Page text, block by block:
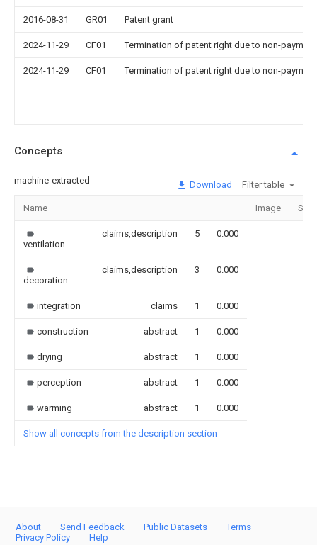
2016-08-31 GR01 Patent grant
2024-11-29 CF01 Termination of patent right due to non-
2024-11-29 CF01 Termination of patent right due to non-
Concepts
machine-extracted Download Filter table
Name Image
ventilation
claims,description 5 0.000
decoration
claims,description 3 0.000
integration claims 1 0.000
construction abstract 1 0.000
drying abstract 1 0.000
perception abstract 1 0.000
warming abstract 1 0.000
Show all concepts from the description section
About Send Feedback Public Datasets
Terms
Privacy Policy
Help